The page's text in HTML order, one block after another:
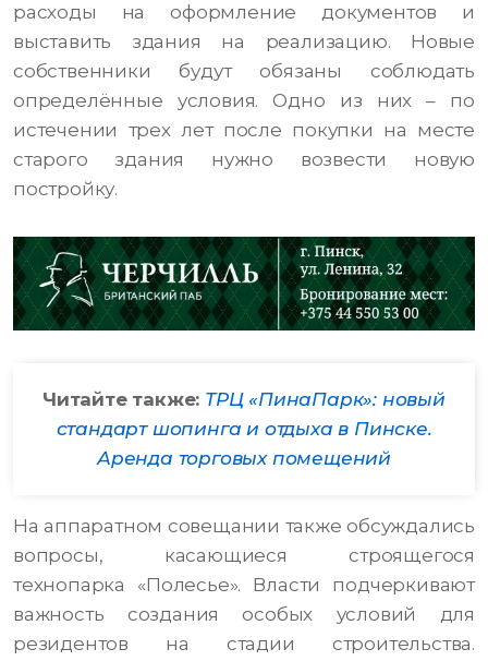
расходы на оформление документов и
выставить здания на реализацию. Новые
собственники будут обязаны соблюдать
определённые условия. Одно из них – по
истечении трех лет после покупки на месте
старого здания нужно возвести новую
постройку.
Читайте также: ТРЦ «ПинаПарк»: новый
стандарт шопинга и отдыха в Пинске.
Аренда торговых помещений
На аппаратном совещании также обсуждались
вопросы, касающиеся строящегося
технопарка «Полесье». Власти подчеркивают
важность создания особых условий для
резидентов на стадии строительства.